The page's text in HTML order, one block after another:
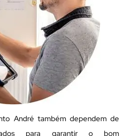
André também dependem de
para garantir o bom